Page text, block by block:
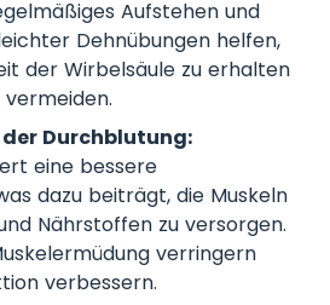
Aufstehen und
Dehnübungen helfen,
der Wirbelsäule zu erhalten
Durchblutung:
eine bessere
dazu beiträgt, die Muskeln
Nährstoffen zu versorgen.
verringern
verbessern.